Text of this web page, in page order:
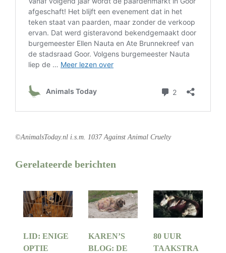
©AnimalsToday.nl i.s.m. 1037 Against Animal Cruelty
Gerelateerde berichten
LID: ENIGE
OPTIE
KAREN’S
BLOG: DE
80 UUR
TAAKSTRA